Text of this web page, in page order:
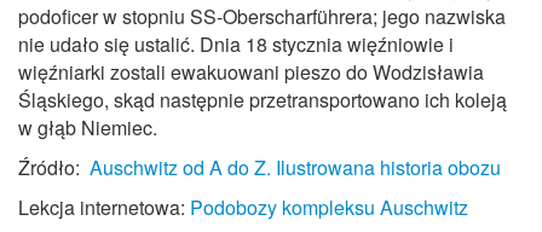
podoficer w stopniu SS‑Oberscharführera; jego nazwiska
nie udało się ustalić. Dnia 18 stycznia więźniowie i
więźniarki zostali ewakuowani pieszo do Wodzisławia
Śląskiego, skąd następnie przetransportowano ich koleją
w głąb Niemiec.
Źródło: Auschwitz od A do Z. Ilustrowana historia obozu
Lekcja internetowa: Podobozy kompleksu Auschwitz